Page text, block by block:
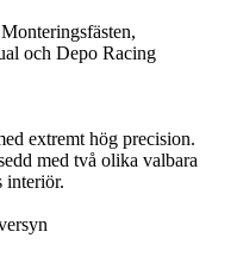
och Depo Racing
extremt hög precision.
med två olika valbara
interiör.